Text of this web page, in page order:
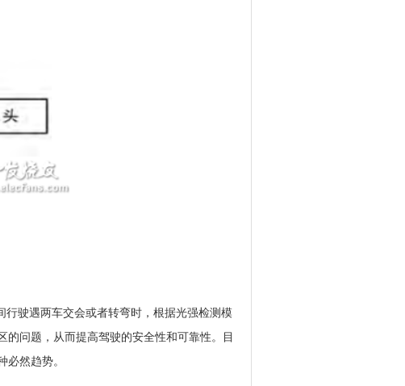
驶遇两车交会或者转弯时，根据光强检测模
问题，从而提高驾驶的安全性和可靠性。目
然趋势。